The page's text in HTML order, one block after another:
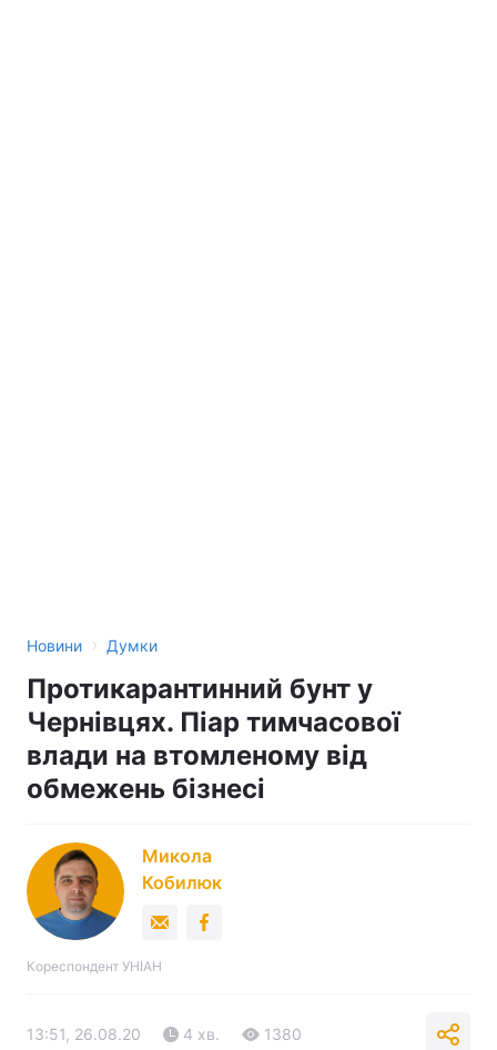
Новини › Думки
Протикарантинний бунт у
Чернівцях. Піар тимчасової
влади на втомленому від
обмежень бізнесі
Микола
Кобилюк
Кореспондент УНІАН
13:51, 26.08.20 4 хв. 1380